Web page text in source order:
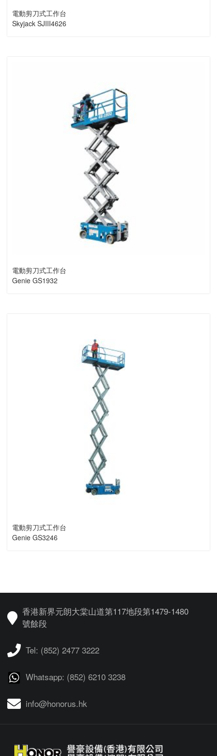
電動剪刀式工作台
Skyjack SJIII4626
電動剪刀式工作台
Genie GS1932
電動剪刀式工作台
Genie GS3246
香港新界元朗大棠山道第117地段第1479-1480
號餘段
Tel: (852) 2477 3222
Whatsapp: (852) 6210 3238
info@honorus.hk